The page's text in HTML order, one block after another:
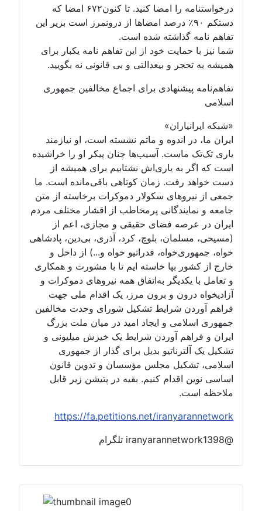
درخواستنامه را امضا کنید. تا کنون۶۷۲ امضا که
دستکم ۹۰٪ درصد امضاها از درونمرز است بزیر این
تفاهم نامه گذاشته شده است.
شما نیز با حمایت خود از این تفاهم نامه یکبار برای
همیشه به تحجر و بیعدالتی و بی قانونی نه بگویید.
تفاهم‌نامه پیشنهادی برای اجماع مخالفین جمهوری
اسلامی
«شبکه ایرانیاران»
ایران ما، در اندوه و ماتم نشسته است، او نیازمند
یاری تک‌تک ماست. آسیب‌ها چنان پیکر او را خراشیده
است که اگر به یاری‌اش نشتابیم برای همیشه از
دست خواهد رفت. زمان کوتاهی باقی‌مانده است. ما
جمعی از نیروهای سکولار دموکرات برخاسته از متن
جامعه و نمایندگانی پرمخاطب از اقشار مختلف مردم
ایران در عرصه فضای حقیقی و مجازی، اعم از
(مسیحی، مسلمان، بلوچ، کرد، آذری، بی‌دین، پادشاهی
خواه، جمهوری‌خواه، فدراتیو خواه و...) از داخل و
خارج از کشور بپا خاسته ایم تا با مشورت و همکاری
و تعامل با یکدیگر به‌اتفاق همه نیروهای دموکرات و
آزادیخواه درون و برون مرز، یک اقدام ملی جهت
فراهم آوردن شرایط تشکیل شورای وحدت مخالفین
جمهوری اسلامی و ایجاد امید در میان ملت بزرگ
ایران و فراهم آوردن شرایط یک خیزش میلیونی و
تشکیل یک آلترناتیو بدیل برای گذار از جمهوری
اسلامی، تشکیل مجلس مؤسسان و تدوین قانون
اساسی نوین اقدام کنیم. بقیه در پتیشن زیر قابل
ملاحظه است.
https://fa.petitions.net/iranyarannetwork
@iranyarannetwork1398 تلگرام